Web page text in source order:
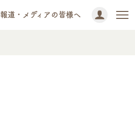
報道・メディアの皆様へ